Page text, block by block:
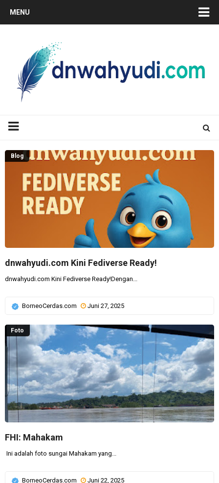
MENU
dnwahyudi.com Kini Fediverse Ready!
Blog
dnwahyudi.com Kini Fediverse Ready!Dengan...
BorneoCerdas.com Juni 27, 2025
FHI: Mahakam
Foto
Ini adalah foto sungai Mahakam yang...
BorneoCerdas.com Juni 22, 2025